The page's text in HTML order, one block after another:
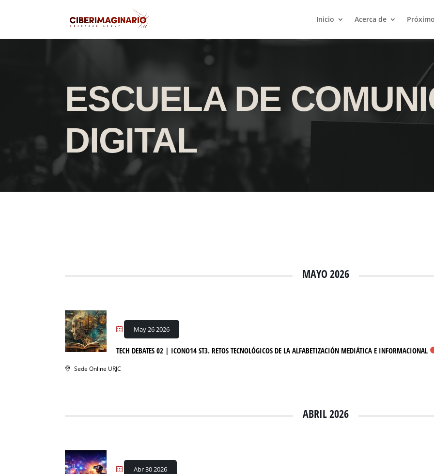
Inicio Acerca de
ESCUELA DE
DIGITAL
MAYO 2026
May 26 2026
TECH DEBATES 02 | ICONO14 ST3. RETOS TECNOLÓGICOS DE LA ALFABETIZACIÓN MEDIÁTICA E INFORMACIONAL
Sede Online URJC
ABRIL 2026
Abr 30 2026